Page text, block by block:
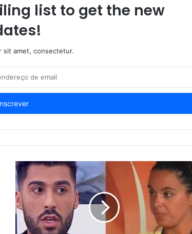
list to get the new
sit amet, consectetur.